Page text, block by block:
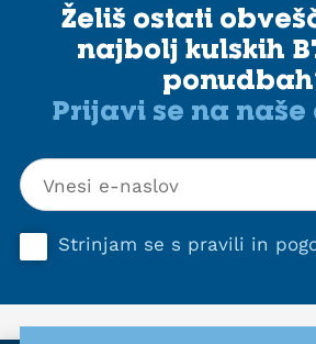
Želiš ostati
najbolj kulskih
Prijavi se na
Strinjam se s pravili in